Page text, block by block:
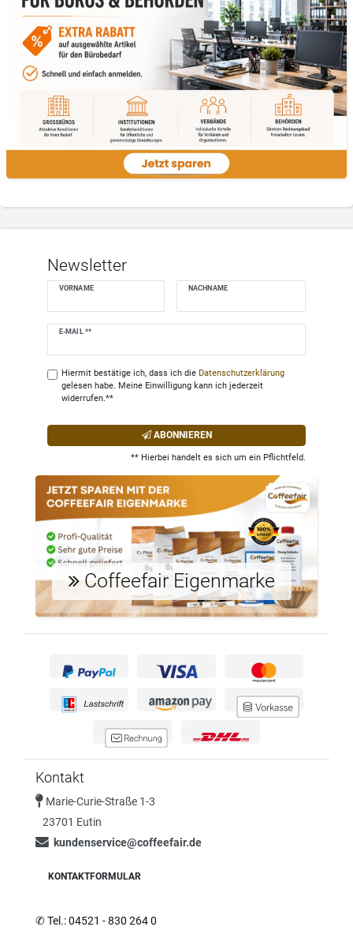
Newsletter
VORNAME NACHNAME
E-MAIL **
Newsletter
Hiermit bestätige ich, dass ich die Daten­schutz­erklärung
gelesen habe. Meine Einwilligung kann ich jederzeit
widerrufen.**
ABONNIEREN
** Hierbei handelt es sich um ein Pflichtfeld.
Coffeefair Eigenmarke
Kontakt
Marie-Curie-Straße 1-3
23701 Eutin
kundenservice@coffeefair.de
KONTAKTFORMULAR
✆Tel.: 04521 - 830 264 0